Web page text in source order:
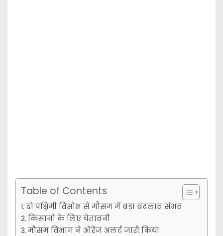
Table of Contents
दो पश्चिमी विक्षोभ से मौसम में बड़ा बदलाव संभव
किसानों के लिए चेतावनी
मौसम विभाग ने ऑरेंज अलर्ट जारी किया